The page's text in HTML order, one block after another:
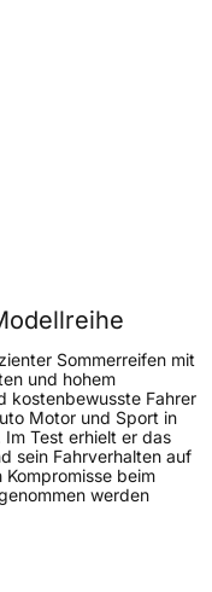
Sommerreifen mit
und hohem
kostenbewusste Fahrer
Motor und Sport in
Test erhielt er das
sein Fahrverhalten auf
beim
werden